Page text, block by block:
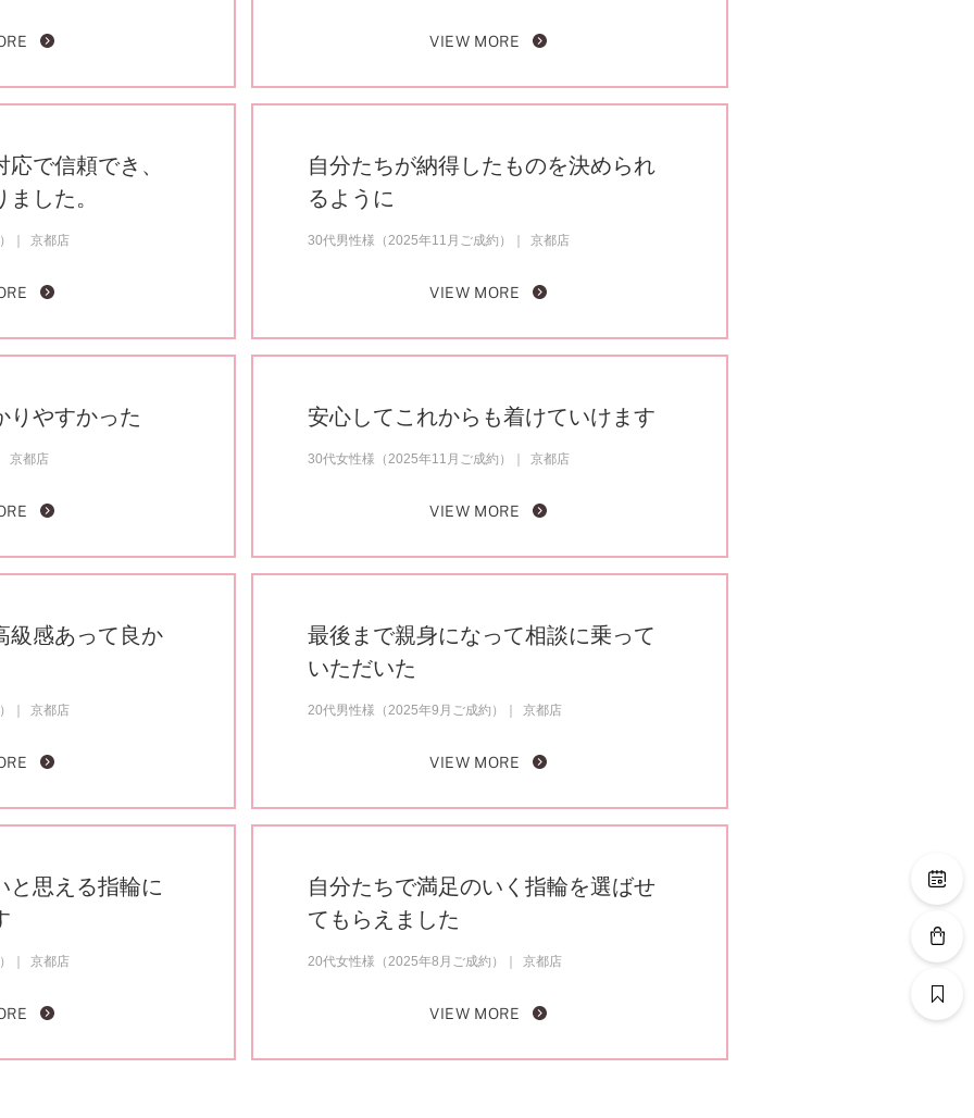
VIEW MORE
で信頼でき、
した。
京都店
自分たちが納得したものを決められ
るように
30代男性様（2025年11月ご成約） 京都店
VIEW MORE
りやすかった
京都店
安心してこれからも着けていけます
30代女性様（2025年11月ご成約） 京都店
VIEW MORE
級感あって良か
京都店
最後まで親身になって相談に乗って
いただいた
20代男性様（2025年9月ご成約） 京都店
VIEW MORE
と思える指輪に
京都店
自分たちで満足のいく指輪を選ばせ
てもらえました
20代女性様（2025年8月ご成約） 京都店
VIEW MORE